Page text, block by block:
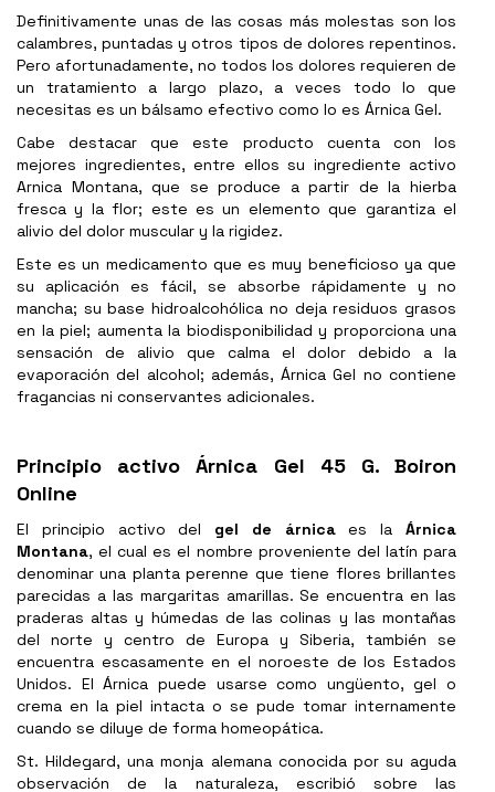
Definitivamente unas de las cosas más molestas son los
calambres, puntadas y otros tipos de dolores repentinos.
Pero afortunadamente, no todos los dolores requieren de
un tratamiento a largo plazo, a veces todo lo que
necesitas es un bálsamo efectivo como lo es Árnica Gel.
Cabe destacar que este producto cuenta con los
mejores ingredientes, entre ellos su ingrediente activo
Arnica Montana, que se produce a partir de la hierba
fresca y la flor; este es un elemento que garantiza el
alivio del dolor muscular y la rigidez.
Este es un medicamento que es muy beneficioso ya que
su aplicación es fácil, se absorbe rápidamente y no
mancha; su base hidroalcohólica no deja residuos grasos
en la piel; aumenta la biodisponibilidad y proporciona una
sensación de alivio que calma el dolor debido a la
evaporación del alcohol; además, Árnica Gel no contiene
fragancias ni conservantes adicionales.
Principio activo Árnica Gel 45 G. Boiron
Online
El principio activo del gel de árnicaes laÁrnica
Montana, el cual es el nombre proveniente del latín para
denominar una planta perenne que tiene flores brillantes
parecidas a las margaritas amarillas. Se encuentra en las
praderas altas y húmedas de las colinas y las montañas
del norte y centro de Europa y Siberia, también se
encuentra escasamente en el noroeste de los Estados
Unidos. El Árnica puede usarse como ungüento, gel o
crema en la piel intacta o se pude tomar internamente
cuando se diluye de forma homeopática.
St. Hildegard, una monja alemana conocida por su aguda
observación de la naturaleza, escribió sobre las